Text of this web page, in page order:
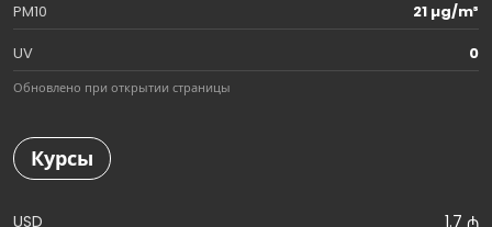
PM10
21 µg/m³
UV
0
Обновлено при открытии страницы
Курсы
USD
1.7 ₼